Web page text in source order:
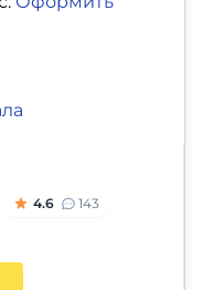
4.6 143